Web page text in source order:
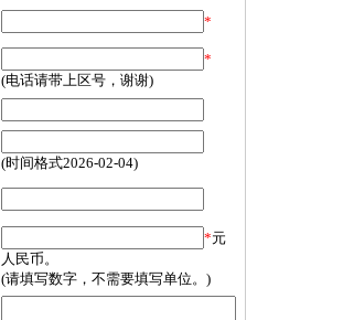
*
*
(电话请带上区号，谢谢)
(时间格式2026-02-04)
*元
人民币。
(请填写数字，不需要填写单位。)